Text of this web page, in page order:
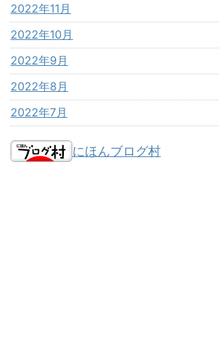
2022年11月
2022年10月
2022年9月
2022年8月
2022年7月
にほんブログ村